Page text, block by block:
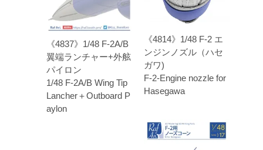
《4837》1/48 F-2A/B
翼端ランチャー+外舷
パイロン
1/48 F-2A/B Wing Tip
Lancher＋Outboard P
aylon
《4814》1/48 F-2 エ
ンジンノズル（ハセ
ガワ)
F-2-Engine nozzle for
Hasegawa